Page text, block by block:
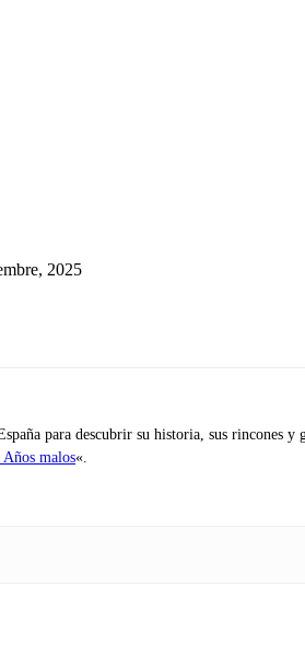
2025
para descubrir su historia, sus rincones y
Años malos«.